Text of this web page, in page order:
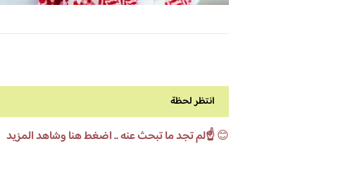
انتظر لحظة
😊☝️لم تجد ما تبحث عنه .. اضغط هنا وشاهد المزيد